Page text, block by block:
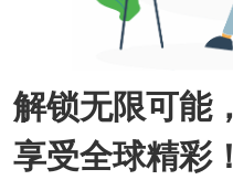
解锁无限可能，
享受全球精彩！